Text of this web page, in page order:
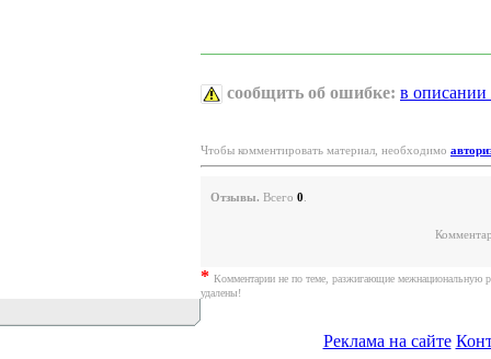
сообщить об ошибке: в
Чтобы комментировать материал, необходимо
Отзывы. Всего 0
* Комментарии не по теме, разжигающие межнациональную
удалены!
Реклама на сайте